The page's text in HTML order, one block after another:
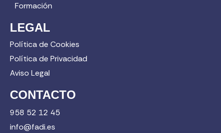
Formación
LEGAL
Política de Cookies
Política de Privacidad
Aviso Legal
CONTACTO
958 52 12 45
info@fadi.es